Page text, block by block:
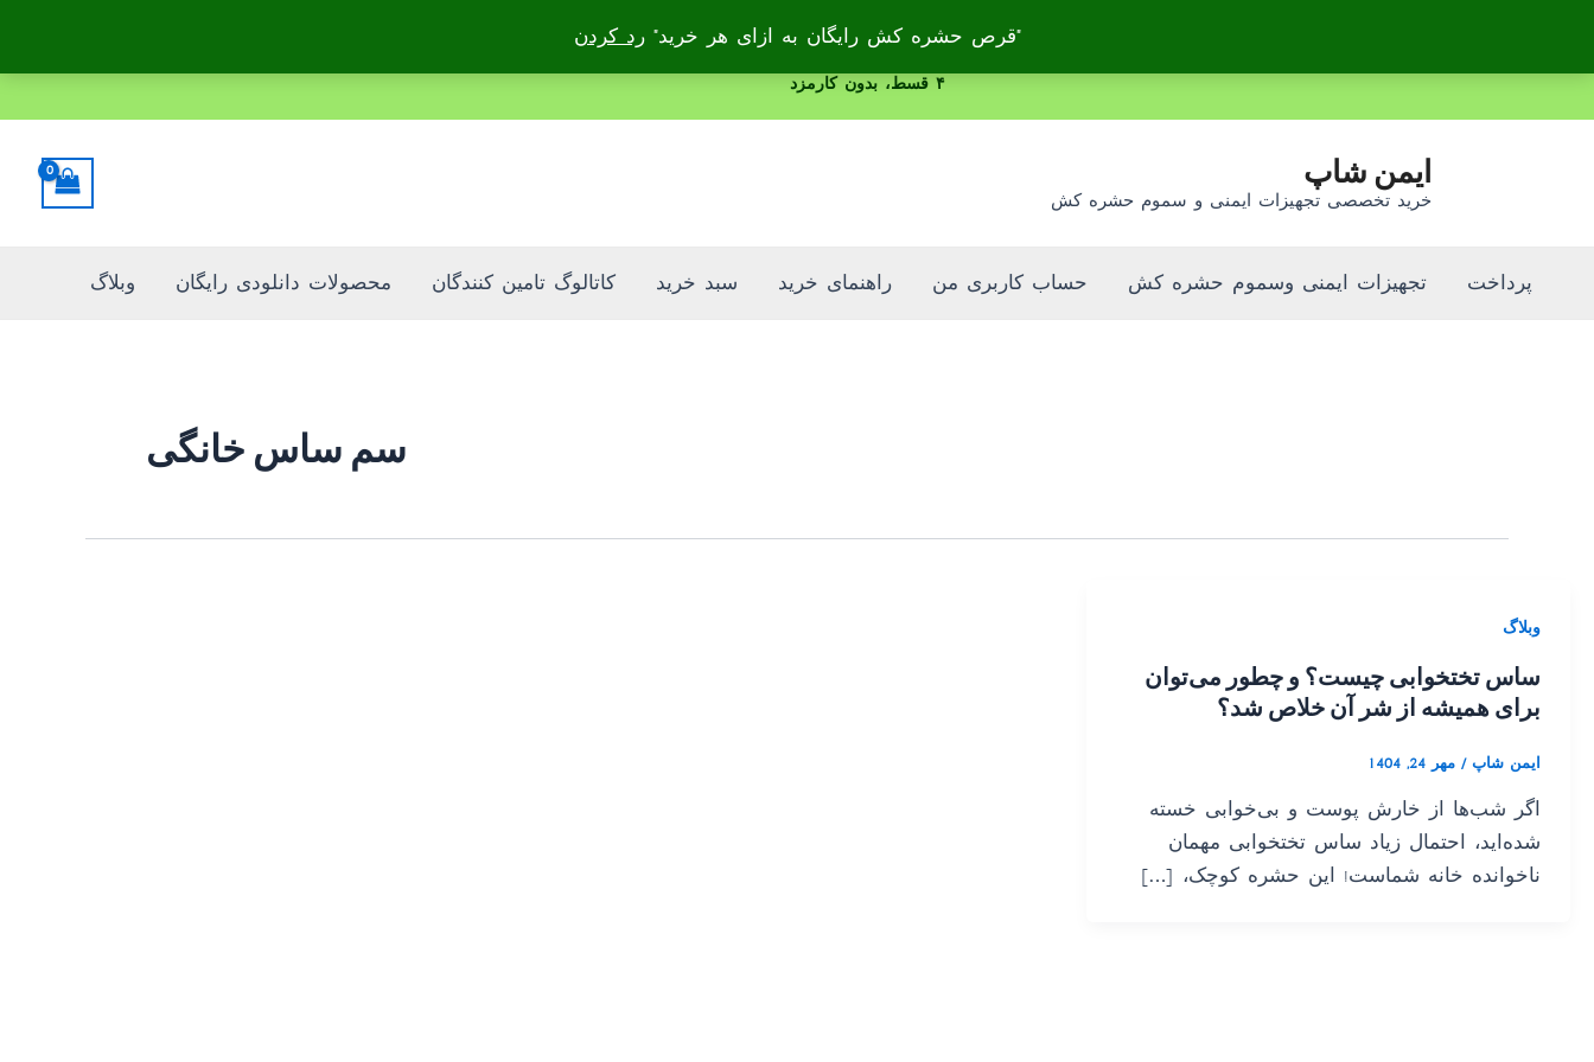
"قرص حشره کش رایگان به ازای هر خرید"رد کردن
به
ایمن شاپ
خرید تخصصی تجهیزات ایمنی و سموم حشره کش
پرداخت تجهیزات ایمنی وسموم حشره کش حساب کاربری من راهنمای خرید سبد خرید کاتالوگ تامین کنندگان محصولات دانلودی رایگان وبلاگ
سم ساس خانگی
وبلاگ
ساس تختخوابی چیست؟ و چطور می‌توان
برای همیشه از شر آن خلاص شد؟
ایمن شاپ/مهر 24, 1404
اگر شب‌ها از خارش پوست و بی‌خوابی خسته
شده‌اید، احتمال زیاد ساس تختخوابی مهمان
ناخوانده خانه شماست! این حشره کوچک، […]